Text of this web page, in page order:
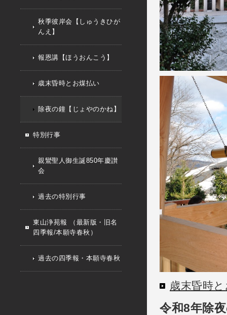
秋季彼岸会【しゅうきひが
んえ】
報恩講【ほうおんこう】
歳末昏時とお煤払い
除夜の鐘【じょやのかね】
特別行事
親鸞聖人御生誕850年慶讃
会
過去の特別行事
東山浄苑報 （最新版・旧名
四季報/本願寺春秋）
過去の四季報・本願寺春秋
歳末昏時
令和8年除